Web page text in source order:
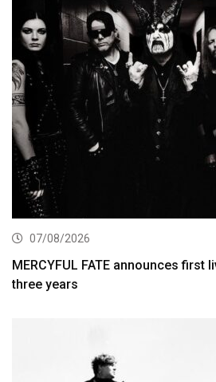
07/08/2026
MERCYFUL FATE announces first
three years